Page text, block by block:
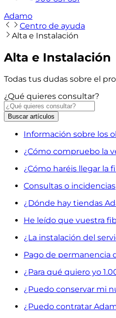
Adamo
Centro de ayuda
Alta e Instalación
Alta e Instalación
Todas tus dudas sobre el
¿Qué quieres consultar?
Buscar artículos
Información sobre los
¿Cómo compruebo la
¿Cómo haréis llegar la
Consultas o incidencias
¿Dónde hay tiendas
He leído que vuestra
¿La instalación del
Pago de permanencia
¿Para qué quiero yo
¿Puedo conservar mi
¿Puedo contratar